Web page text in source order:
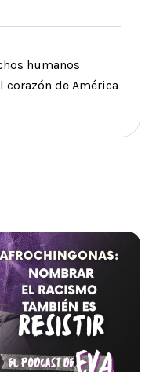
humanos
corazón de América